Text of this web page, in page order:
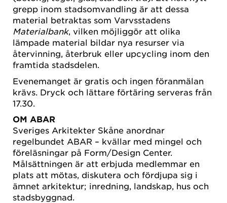
grepp inom stadsomvandling är att dessa
material betraktas som Varvsstadens
Materialbank, vilken möjliggör att olika
lämpade material bildar nya resurser via
återvinning, återbruk eller upcycling inom den
framtida stadsdelen.
Evenemanget är gratis och ingen föranmälan
krävs. Dryck och lättare förtäring serveras från
17.30.
OM ABAR
Sveriges Arkitekter Skåne anordnar
regelbundet ABAR – kvällar med mingel och
föreläsningar på Form/Design Center.
Målsättningen är att erbjuda medlemmar en
plats att mötas, diskutera och fördjupa sig i
ämnet arkitektur; inredning, landskap, hus och
stadsbyggnad.